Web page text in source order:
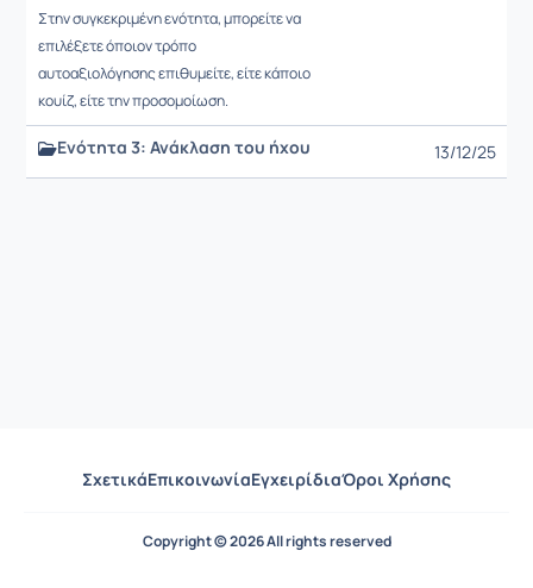
Στην συγκεκριμένη ενότητα, μπορείτε να
επιλέξετε όποιον τρόπο
αυτοαξιολόγησης επιθυμείτε, είτε κάποιο
κουίζ, είτε την προσομοίωση.
Ενότητα 3: Ανάκλαση του ήχου 13/12/25
ΣχετικάΕπικοινωνίαΕγχειρίδιαΌροι Χρήσης
Copyright © 2026 All rights reserved